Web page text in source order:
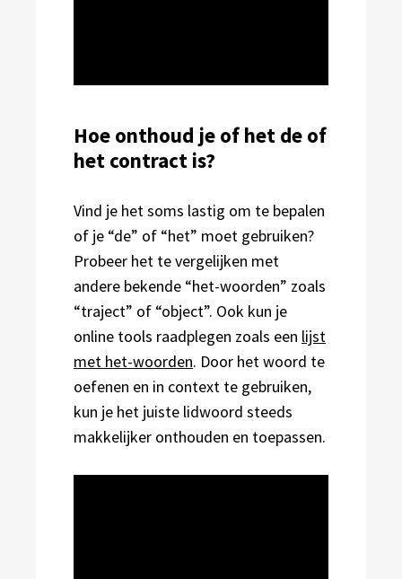
Hoe onthoud je of het de of
het contract is?
Vind je het soms lastig om te bepalen
of je “de” of “het” moet gebruiken?
Probeer het te vergelijken met
andere bekende “het-woorden” zoals
“traject” of “object”. Ook kun je
online tools raadplegen zoals een lijst
met het-woorden. Door het woord te
oefenen en in context te gebruiken,
kun je het juiste lidwoord steeds
makkelijker onthouden en toepassen.